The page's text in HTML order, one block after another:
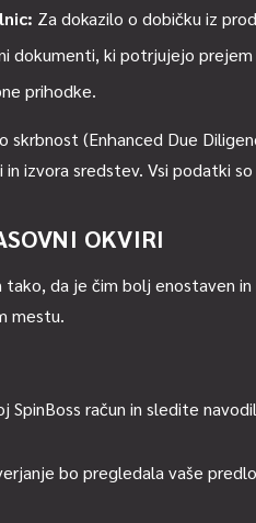
Za dokazilo o dobičku iz
dokumenti, ki potrjujejo
prihodke.
(Enhanced Due
izvora sredstev. Vsi podatki
OKVIRI
tako, da je čim bolj
mestu.
SpinBoss račun in sledite
bo pregledala vaše